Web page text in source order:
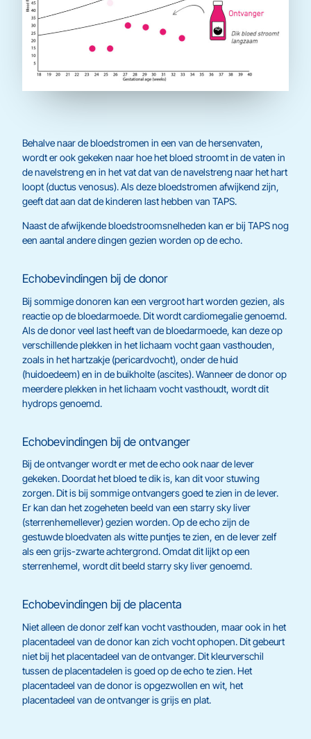
Behalve naar de bloedstromen in een van de hersenvaten,
wordt er ook gekeken naar hoe het bloed stroomt in de vaten in
de navelstreng en in het vat dat van de navelstreng naar het hart
loopt (ductus venosus). Als deze bloedstromen afwijkend zijn,
geeft dat aan dat de kinderen last hebben van TAPS.
Naast de afwijkende bloedstroomsnelheden kan er bij TAPS nog
een aantal andere dingen gezien worden op de echo.
Echobevindingen bij de donor
Bij sommige donoren kan een vergroot hart worden gezien, als
reactie op de bloedarmoede. Dit wordt cardiomegalie genoemd.
Als de donor veel last heeft van de bloedarmoede, kan deze op
verschillende plekken in het lichaam vocht gaan vasthouden,
zoals in het hartzakje (pericardvocht), onder de huid
(huidoedeem) en in de buikholte (ascites). Wanneer de donor op
meerdere plekken in het lichaam vocht vasthoudt, wordt dit
hydrops genoemd.
Echobevindingen bij de ontvanger
Bij de ontvanger wordt er met de echo ook naar de lever
gekeken. Doordat het bloed te dik is, kan dit voor stuwing
zorgen. Dit is bij sommige ontvangers goed te zien in de lever.
Er kan dan het zogeheten beeld van een starry sky liver
(sterrenhemellever) gezien worden. Op de echo zijn de
gestuwde bloedvaten als witte puntjes te zien, en de lever zelf
als een grijs-zwarte achtergrond. Omdat dit lijkt op een
sterrenhemel, wordt dit beeld starry sky liver genoemd.
Echobevindingen bij de placenta
Niet alleen de donor zelf kan vocht vasthouden, maar ook in het
placentadeel van de donor kan zich vocht ophopen. Dit gebeurt
niet bij het placentadeel van de ontvanger. Dit kleurverschil
tussen de placentadelen is goed op de echo te zien. Het
placentadeel van de donor is opgezwollen en wit, het
placentadeel van de ontvanger is grijs en plat.